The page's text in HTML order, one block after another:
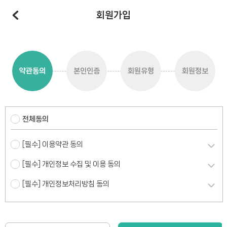
회원가입
약관동의 본인인증 회원유형 회원정보
전체동의
[필수] 이용약관 동의
[필수] 개인정보 수집 및 이용 동의
[필수] 개인정보처리방침 동의